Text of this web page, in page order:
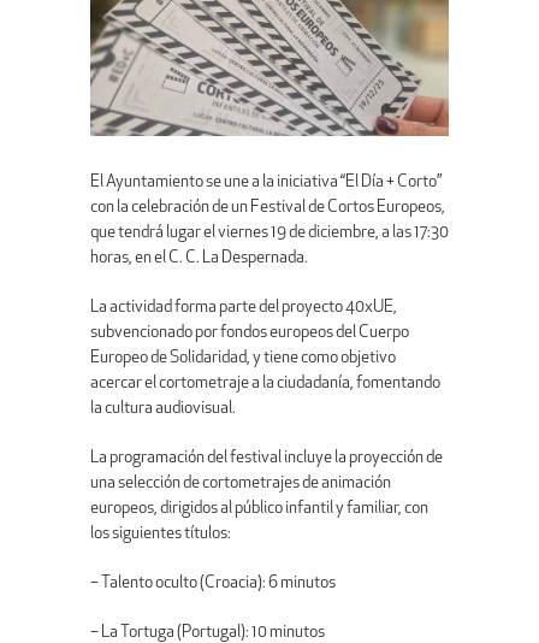
El Ayuntamiento se une a la iniciativa “El Día + Corto”
con la celebración de un Festival de Cortos Europeos,
que tendrá lugar el viernes 19 de diciembre, a las 17:30
horas, en el C. C. La Despernada.
La actividad forma parte del proyecto 40xUE,
subvencionado por fondos europeos del Cuerpo
Europeo de Solidaridad, y tiene como objetivo
acercar el cortometraje a la ciudadanía, fomentando
la cultura audiovisual.
La programación del festival incluye la proyección de
una selección de cortometrajes de animación
europeos, dirigidos al público infantil y familiar, con
los siguientes títulos:
– Talento oculto (Croacia): 6 minutos
– La Tortuga (Portugal): 10 minutos